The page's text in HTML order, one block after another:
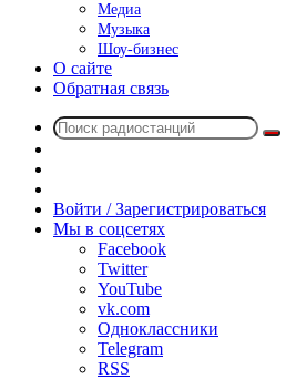
Медиа
Музыка
Шоу-бизнес
О сайте
Обратная связь
радио
Войти / Зарегистрироваться
Мы в соцсетях
Facebook
Twitter
YouTube
vk.com
Одноклассники
Telegram
RSS